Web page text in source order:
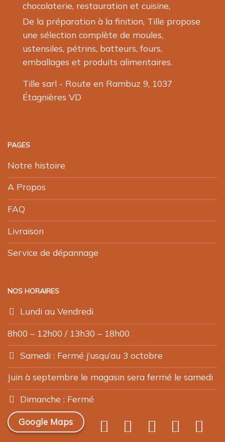
chocolaterie, restauration et cuisine,
De la préparation à la finition, Tille propose
une sélection complète de moules,
ustensiles, pétrins, batteurs, fours,
emballages et produits alimentaires.
Tille sarl - Route en Rambuz 9, 1037
Étagnières VD
PAGES
Notre histoire
A Propos
FAQ
Livraison
Service de dépannage
NOS HORAIRES
Lundi au Vendredi
8h00 – 12h00 / 13h30 – 18h00
Samedi : Fermé j’usqu’au 3 octobre
Juin à septembre le magasin sera fermé le samedi
Dimanche : Fermé
Google Maps